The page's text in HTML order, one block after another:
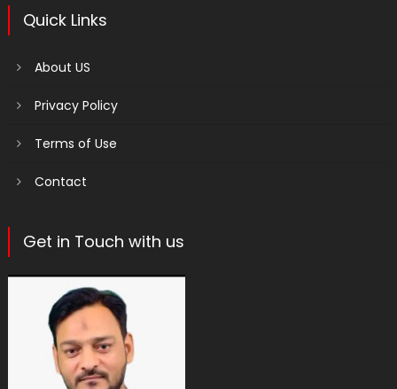
Quick Links
About US
Privacy Policy
Terms of Use
Contact
Get in Touch with us